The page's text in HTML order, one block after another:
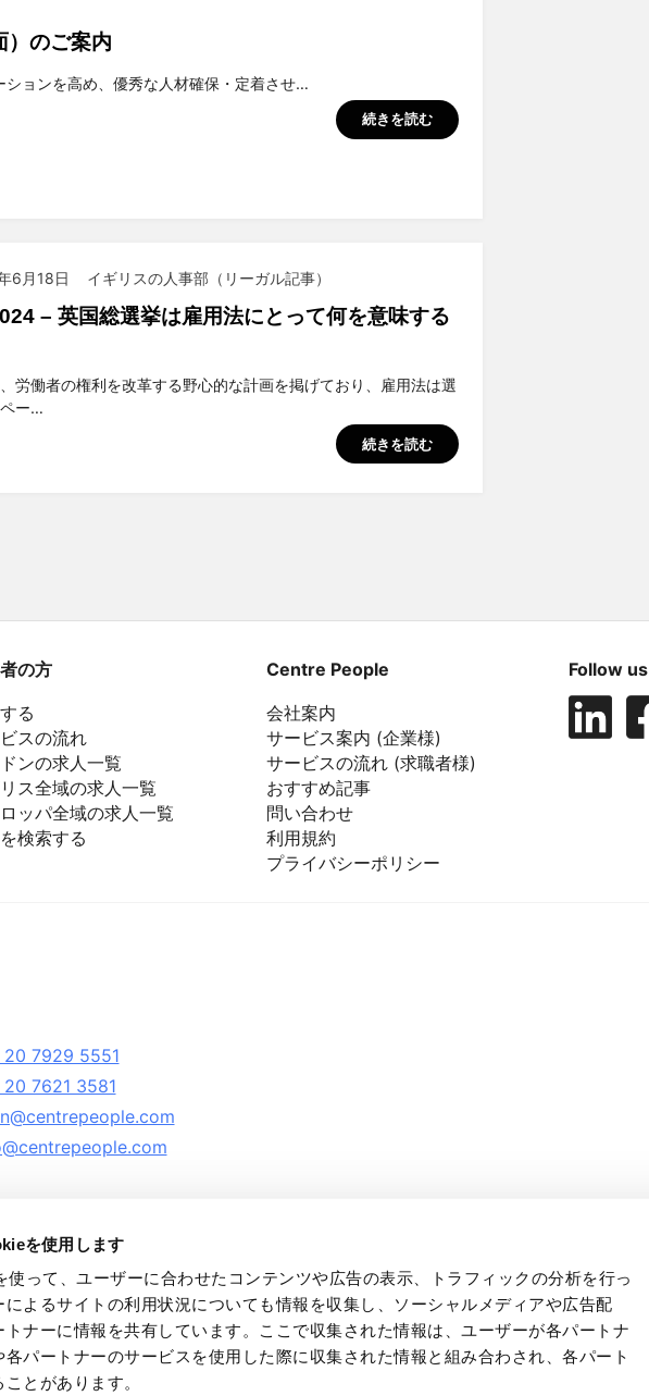
を使用します
使って、ユーザーに合わせたコンテンツや広告の表示、トラフィックの分析を行っ
よるサイトの利用状況についても情報を収集し、ソーシャルメディアや広告配
ナーに情報を共有しています。ここで収集された情報は、ユーザーが各パートナ
パートナーのサービスを使用した際に収集された情報と組み合わされ、各パート
とがあります。
のご案内
ョンを高め、優秀な人材確保・定着させ…
続きを読む
6月18日 イギリスの人事部（リーガル記事）
– 英国総選挙は雇用法にとって何を意味する
tsuchiya
労働者の権利を改革する野心的な計画を掲げており、雇用法は選
ー…
続きを読む
の方
る
スの流れ
ンの求人一覧
ス全域の求人一覧
ッパ全域の求人一覧
検索する
Centre People
会社案内
サービス案内 (企業様)
サービスの流れ (求職者様)
おすすめ記事
問い合わせ
利用規約
プライバシーポリシー
Follow us
7929 5551
7621 3581
Centre People Appointments Ltd., All rights reserved.
Centre People is a member of the Recruitment and Employment Confederation (REC)
People is a company registered in England and Wales with company number 3469059,